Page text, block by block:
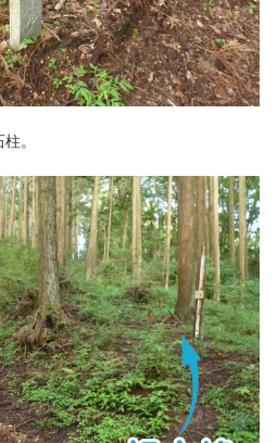
。